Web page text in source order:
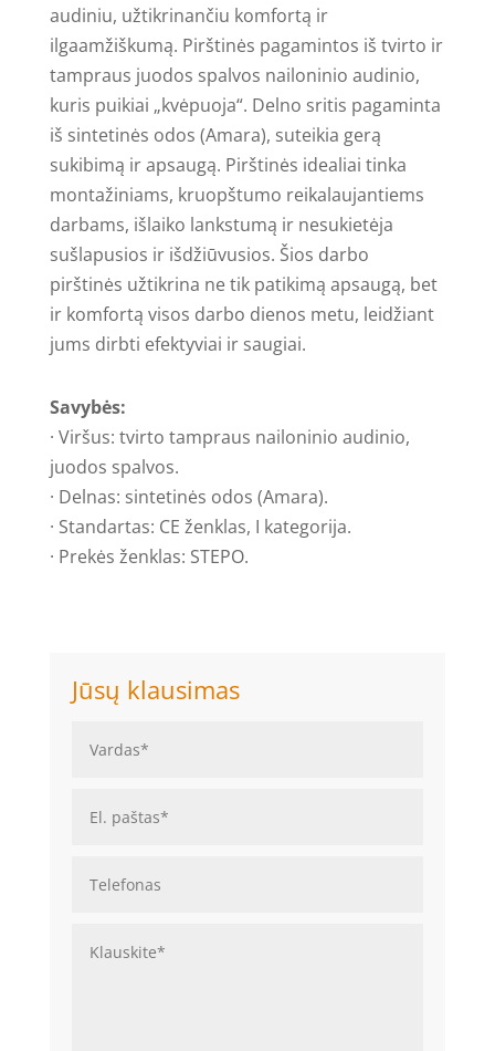
audiniu, užtikrinančiu komfortą ir
ilgaamžiškumą. Pirštinės pagamintos iš tvirto ir
tampraus juodos spalvos nailoninio audinio,
kuris puikiai „kvėpuoja“. Delno sritis pagaminta
iš sintetinės odos (Amara), suteikia gerą
sukibimą ir apsaugą. Pirštinės idealiai tinka
montažiniams, kruopštumo reikalaujantiems
darbams, išlaiko lankstumą ir nesukietėja
sušlapusios ir išdžiūvusios. Šios darbo
pirštinės užtikrina ne tik patikimą apsaugą, bet
ir komfortą visos darbo dienos metu, leidžiant
jums dirbti efektyviai ir saugiai.
Savybės:
· Viršus: tvirto tampraus nailoninio audinio,
juodos spalvos.
· Delnas: sintetinės odos (Amara).
· Standartas: CE ženklas, I kategorija.
· Prekės ženklas: STEPO.
Jūsų klausimas